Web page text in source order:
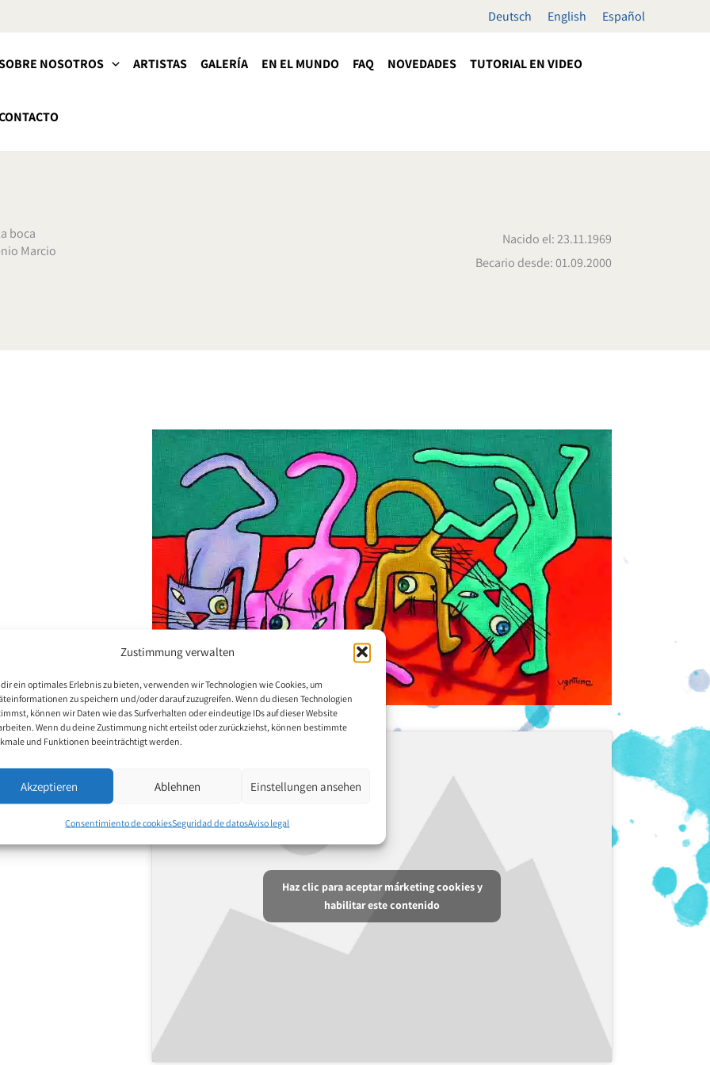
Zustimmung verwalten
ein optimales Erlebnis zu bieten, verwenden wir Technologien wie Cookies, um
zu speichern und/oder darauf zuzugreifen. Wenn du diesen Technologien
können wir Daten wie das Surfverhalten oder eindeutige IDs auf dieser Website
Wenn du deine Zustimmung nicht erteilst oder zurückziehst, können bestimmte
und Funktionen beeinträchtigt werden.
Akzeptieren Ablehnen Einstellungen ansehen
Consentimiento de cookiesSeguridad de datosAviso legal
Deutsch English Español
NOSOTROS ARTISTAS GALERÍA EN EL MUNDO FAQ NOVEDADES TUTORIAL EN VIDEO
boca
Marcio
Nacido el: 23.11.1969
Becario desde: 01.09.2000
Haz clic para aceptar márketing cookies y
habilitar este contenido